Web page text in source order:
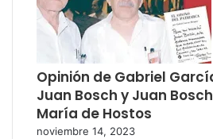
Opinión de Gabriel
Juan Bosch y Juan
María de Hostos
noviembre 14, 2023